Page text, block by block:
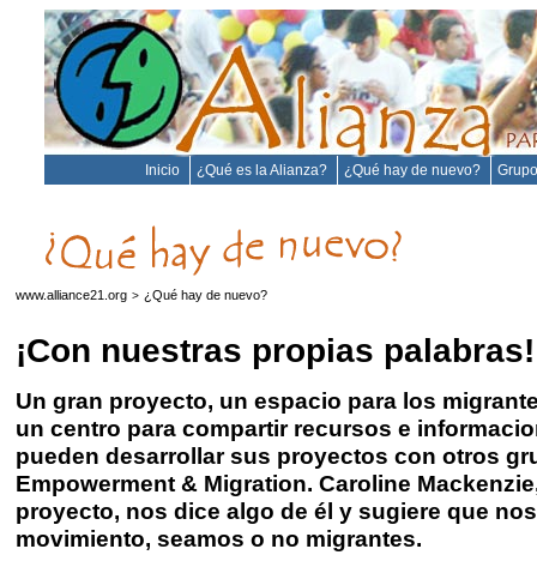
Inicio ¿Qué es la Alianza? ¿Qué hay de nuevo?
www.alliance21.org > ¿Qué hay de nuevo?
¡Con nuestras propias palabras!
Un gran proyecto, un espacio para los
un centro para compartir recursos e
pueden desarrollar sus proyectos con otros
Empowerment & Migration. Caroline
proyecto, nos dice algo de él y sugiere que
movimiento, seamos o no migrantes.